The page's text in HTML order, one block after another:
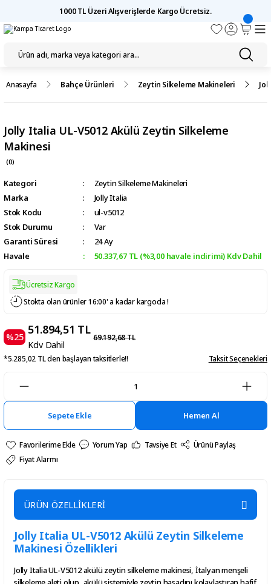
1000 TL Üzeri Alışverişlerde Kargo Ücretsiz.
Anasayfa Bahçe Ürünleri Zeytin Silkeleme Makineleri
Jolly Italia UL-V5012 Akülü Zeytin Silkeleme
Makinesi
(0)
Kategori
Zeytin Silkeleme Makineleri
Marka
Jolly Italia
Stok Kodu
ul-v5012
Stok Durumu
Var
Garanti Süresi
24 Ay
Havale
50.337,67 TL (%3,00 havale indirimi) Kdv Dahil
Ücretsiz Kargo
Stokta olan ürünler 16:00' a kadar kargoda !
%25
51.894,51 TL
Kdv Dahil
69.192,68 TL
*5.285,02 TL den başlayan taksitlerle!! Taksit Seçenekleri
Sepete Ekle Hemen Al
Yorum Yap Tavsiye Et
Ürünü Paylaş
Fiyat Alarmı
ÜRÜN ÖZELLİKLERİ
Jolly Italia UL-V5012 Akülü Zeytin Silkeleme
Makinesi Özellikleri
Jolly Italia UL-V5012 akülü zeytin silkeleme makinesi, İtalyan menşeli